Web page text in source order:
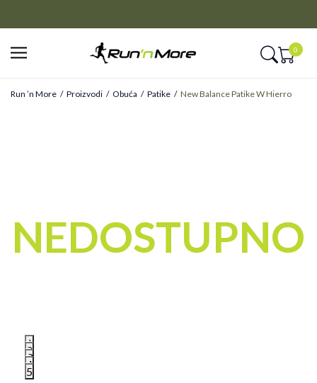
0
Run ’n More Proizvodi Obuća Patike New Balance Patike W Hierro
1
2
3
4
5
NEDOSTUPNO